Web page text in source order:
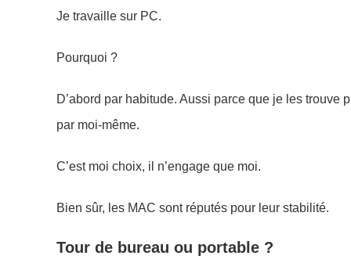
Je travaille sur PC.
Pourquoi ?
D’abord par habitude. Aussi parce que je les
par moi-même.
C’est moi choix, il n’engage que moi.
Bien sûr, les MAC sont réputés pour leur stabilité.
Tour de bureau ou portable ?